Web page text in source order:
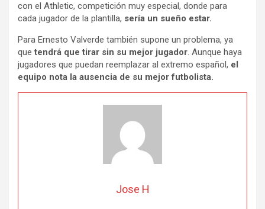
con el Athletic, competición muy especial, donde para
cada jugador de la plantilla, sería un sueño estar.
Para Ernesto Valverde también supone un problema, ya
quetendrá que tirar sin su mejor jugador. Aunque haya
jugadores que puedan reemplazar al extremo español, el
equipo nota la ausencia de su mejor futbolista.
Jose H